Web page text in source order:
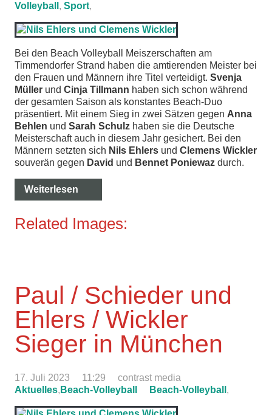
Volleyball , Sport,
Bei den Beach Volleyball Meiszerschaften am
Timmendorfer Strand haben die amtierenden Meister bei
den Frauen und Männern ihre Titel verteidigt. Svenja
Müller und Cinja Tillmann haben sich schon während
der gesamten Saison als konstantes Beach-Duo
präsentiert. Mit einem Sieg in zwei Sätzen gegen Anna
Behlen und Sarah Schulz haben sie die Deutsche
Meisterschaft auch in diesem Jahr gesichert. Bei den
Männern setzten sich Nils Ehlers und Clemens Wickler
souverän gegen David und Bennet Poniewaz durch.
Weiterlesen
Related Images:
Paul / Schieder und
Ehlers / Wickler
Sieger in München
17. Juli 2023 11:29
contrast media
Aktuelles, Beach-Volleyball Beach-Volleyball ,